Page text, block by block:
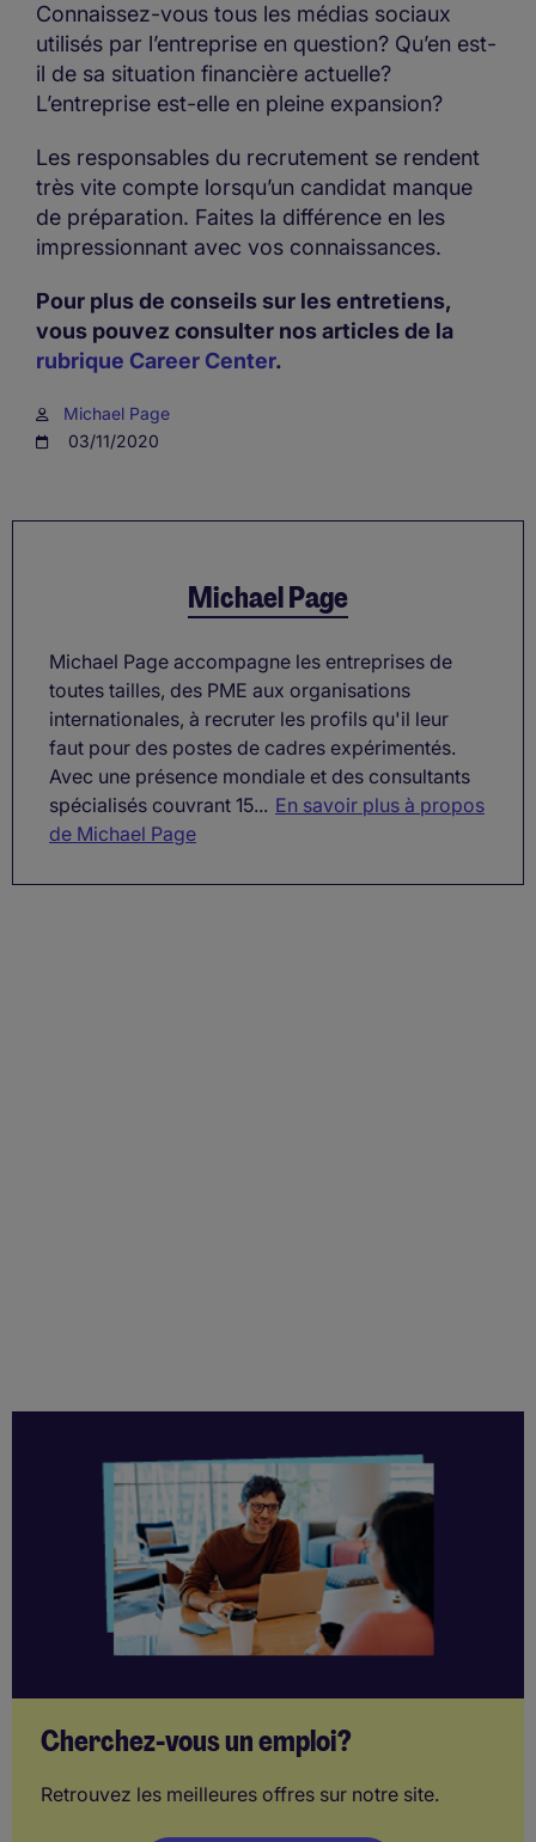
Connaissez-vous tous les médias sociaux
utilisés par l’entreprise en question? Qu’en est-
il de sa situation financière actuelle?
L’entreprise est-elle en pleine expansion?
Les responsables du recrutement se rendent
très vite compte lorsqu’un candidat manque
de préparation. Faites la différence en les
impressionnant avec vos connaissances.
Pour plus de conseils sur les entretiens,
vous pouvez consulter nos articles de la
rubrique Career Center.
Michael Page
03/11/2020
Michael Page
Michael Page accompagne les entreprises de
toutes tailles, des PME aux organisations
internationales, à recruter les profils qu'il leur
faut pour des postes de cadres expérimentés.
Avec une présence mondiale et des consultants
spécialisés couvrant 15... En savoir plus à propos
de Michael Page
Cherchez-vous un emploi?
Retrouvez les meilleures offres sur notre site.